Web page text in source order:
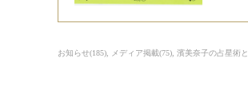
お知らせ(185) メディア掲載(75) 濱美奈子の占星術